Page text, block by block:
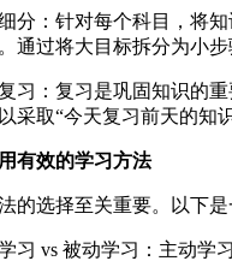
分：针对每个科目，将
通过将大目标拆分为小步
习：复习是巩固知识的
采取“今天复习前天的知
有效的学习方法
的选择至关重要。以下
习 vs 被动学习：主动学